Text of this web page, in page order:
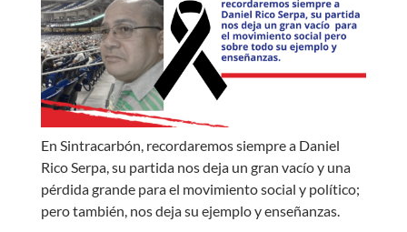
En Sintracarbón, recordaremos siempre a Daniel
Rico Serpa, su partida nos deja un gran vacío y una
pérdida grande para el movimiento social y político;
pero también, nos deja su ejemplo y enseñanzas.